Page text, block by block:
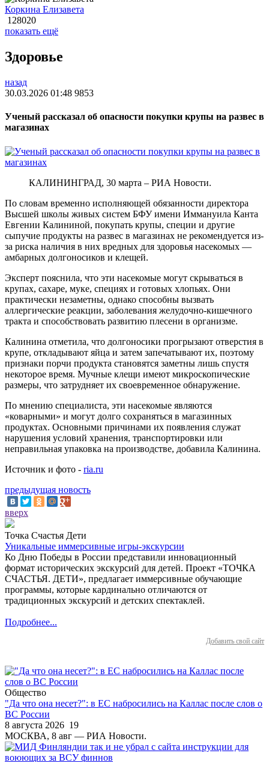
Коркина Елизавета
128020
показать ещё
Здоровье
назад
30.03.2026 01:48 9853
Ученый рассказал об опасности покупки крупы на развес в
магазинах
КАЛИНИНГРАД, 30 марта – РИА Новости.
По словам временно исполняющей обязанности директора
Высшей школы живых систем БФУ имени Иммануила Канта
Евгении Калининой, покупать крупы, специи и другие
сыпучие продукты на развес в магазинах не рекомендуется из-
за риска наличия в них вредных для здоровья насекомых —
амбарных долгоносиков и клещей.
Эксперт пояснила, что эти насекомые могут скрываться в
крупах, сахаре, муке, специях и готовых хлопьях. Они
практически незаметны, однако способны вызвать
аллергические реакции, заболевания желудочно-кишечного
тракта и способствовать развитию плесени в организме.
Калинина отметила, что долгоносики прогрызают отверстия в
крупе, откладывают яйца и затем запечатывают их, поэтому
признаки порчи продукта становятся заметны лишь спустя
некоторое время. Мучные клещи имеют микроскопические
размеры, что затрудняет их своевременное обнаружение.
По мнению специалиста, эти насекомые являются
«коварными» и могут долго сохраняться в магазинных
продуктах. Основными причинами их появления служат
нарушения условий хранения, транспортировки или
неправильная упаковка на производстве, добавила Калинина.
Источник и фото - ria.ru
предыдущая новость
вверх
Точка Счастья Дети
Уникальные иммерсивные игры-экскурсии
Ко Дню Победы в России представили инновационный
формат исторических экскурсий для детей. Проект «ТОЧКА
СЧАСТЬЯ. ДЕТИ», предлагает иммерсивные обучающие
программы, которые кардинально отличаются от
традиционных экскурсий и детских спектаклей.
Подробнее...
Добавить свой сайт
Общество
"Да что она несет?": в ЕС набросились на Каллас после слов о
ВС России
8 августа 2026 19
МОСКВА, 8 авг — РИА Новости.